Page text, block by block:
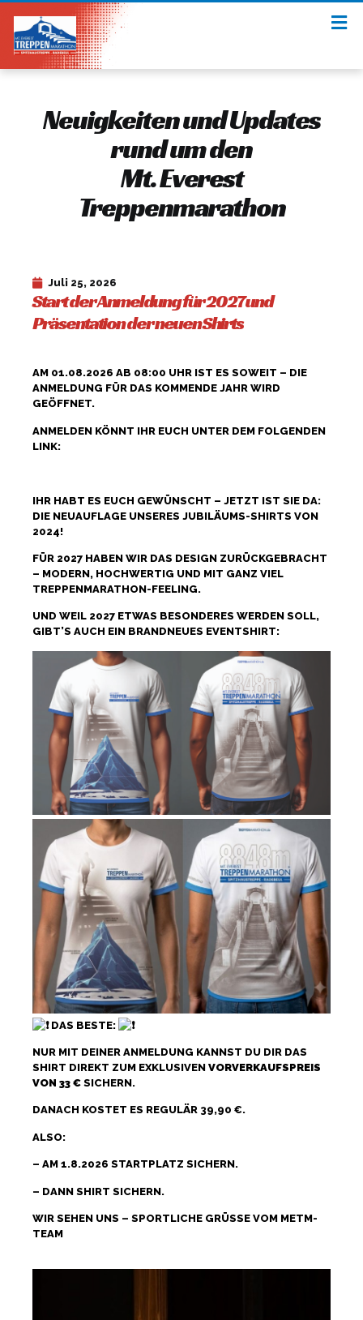
Neuigkeiten und Updates
rund um den
Mt. Everest
Treppenmarathon​
Juli 25, 2026
Start der Anmeldung für 2027 und
Präsentation der neuen Shirts
AM 01.08.2026 AB 08:00 UHR IST ES SOWEIT – DIE
ANMELDUNG FÜR DAS KOMMENDE JAHR WIRD
GEÖFFNET.
ANMELDEN KÖNNT IHR EUCH UNTER DEM FOLGENDEN
LINK:
IHR HABT ES EUCH GEWÜNSCHT – JETZT IST SIE DA:
DIE NEUAUFLAGE UNSERES JUBILÄUMS-SHIRTS VON
2024!
FÜR 2027 HABEN WIR DAS DESIGN ZURÜCKGEBRACHT
– MODERN, HOCHWERTIG UND MIT GANZ VIEL
TREPPENMARATHON-FEELING.
UND WEIL 2027 ETWAS BESONDERES WERDEN SOLL,
GIBT’S AUCH EIN BRANDNEUES EVENTSHIRT:
DAS BESTE:
NUR MIT DEINER ANMELDUNG KANNST DU DIR DAS
SHIRT DIREKT ZUM EXKLUSIVEN VORVERKAUFSPREIS
VON 33 € SICHERN.
DANACH KOSTET ES REGULÄR 39,90 €.
ALSO:
– AM 1.8.2026 STARTPLATZ SICHERN.
– DANN SHIRT SICHERN.
WIR SEHEN UNS – SPORTLICHE GRÜSSE VOM METM-T
EAM